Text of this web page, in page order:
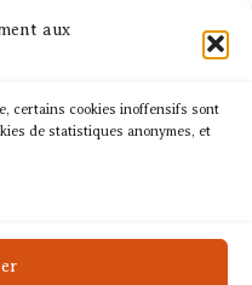
aux
certains cookies inoffensifs sont
de statistiques anonymes, et